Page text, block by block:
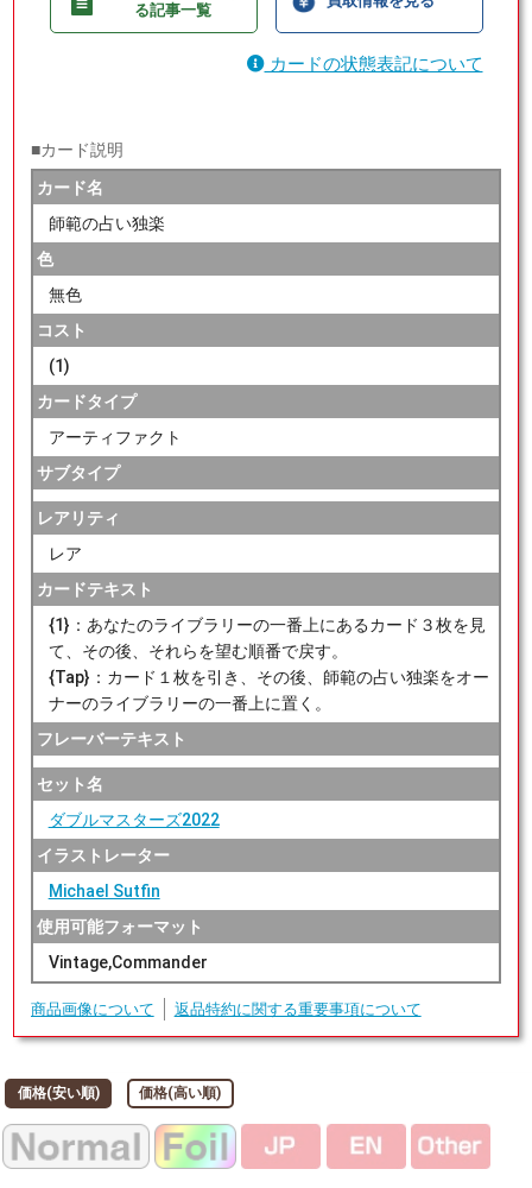
る記事一覧
カードの状態表記について
■カード説明
カード名
師範の占い独楽
色
無色
コスト
(1)
カードタイプ
アーティファクト
サブタイプ
レアリティ
レア
カードテキスト
{1}：あなたのライブラリーの一番上にあるカード３枚を見
て、その後、それらを望む順番で戻す。
{Tap}：カード１枚を引き、その後、師範の占い独楽をオー
ナーのライブラリーの一番上に置く。
フレーバーテキスト
セット名
ダブルマスターズ2022
イラストレーター
Michael Sutfin
使用可能フォーマット
Vintage,Commander
商品画像について 返品特約に関する重要事項について
価格(安い順) 価格(高い順)